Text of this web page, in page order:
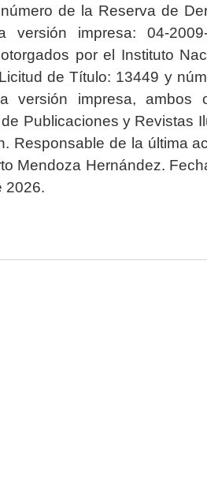
de la Reserva de
impresa: 04-2009-
por el Instituto
de Título: 13449 y
versión impresa, ambos
Publicaciones y Revistas
Responsable de la última
Mendoza Hernández.
2026.